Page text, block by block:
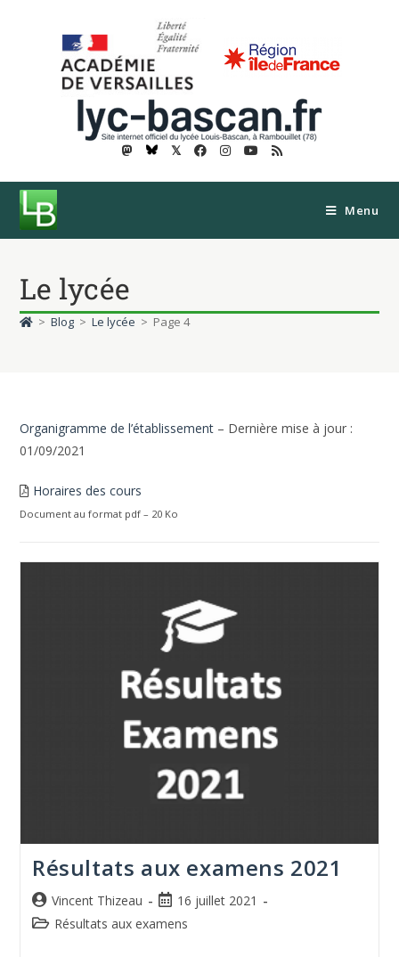
𝕏
Menu
Le lycée
> Blog > Le lycée > Page 4
Organigramme de l’établissement – Dernière mise à jour :
01/09/2021
Horaires des cours
Document au format pdf – 20 Ko
Résultats aux examens 2021
Vincent Thizeau
16 juillet 2021
Résultats aux examens